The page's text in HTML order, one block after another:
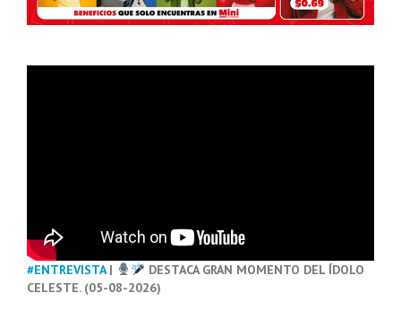
#ENTREVISTA|
DESTACA GRAN MOMENTO DEL ÍDOLO
CELESTE. (05-08-2026)